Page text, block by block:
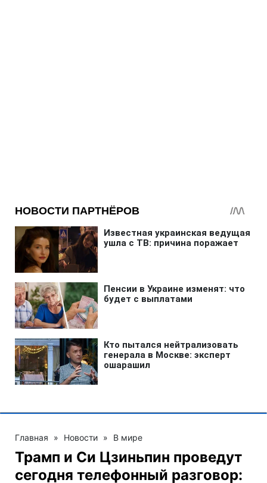
Главная » Новости » В мире
Трамп и Си Цзиньпин проведут
сегодня телефонный разговор: